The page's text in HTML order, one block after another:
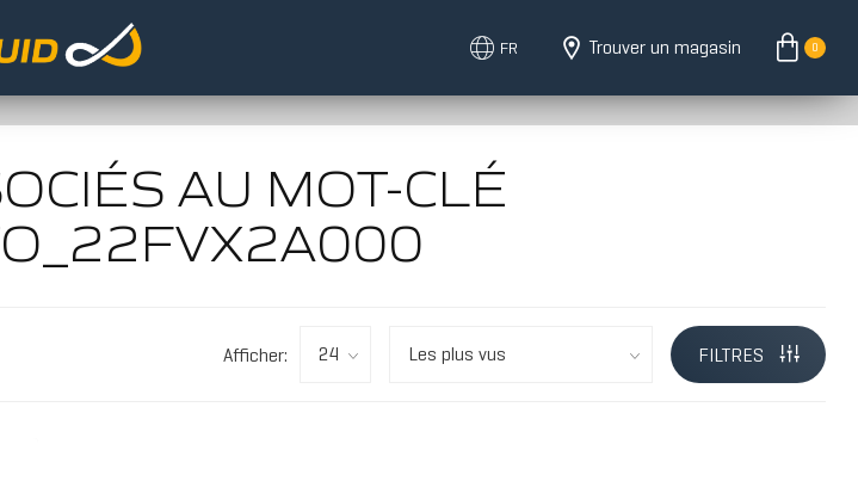
FR Trouver un magasin 0
AU MOT-CLÉ
Afficher: FILTRES